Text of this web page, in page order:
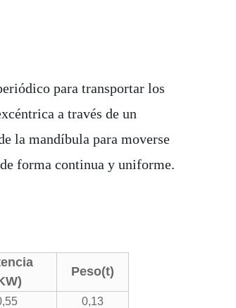
para transportar los
a través de un
la mandíbula para moverse
forma continua y uniforme.
Peso(t)
0,13